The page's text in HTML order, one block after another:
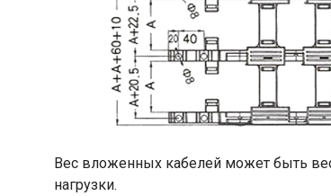
Вес вложенных кабелей может быть
нагрузки.